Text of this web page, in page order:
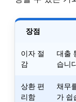
장점
이자 절
감
대출
습니
상환 편
리함
채무
가 쉽